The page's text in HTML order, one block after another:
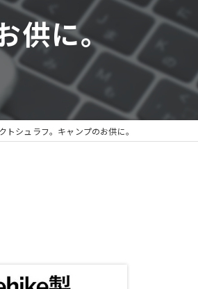
供に。
トシュラフ。キャンプのお供に。